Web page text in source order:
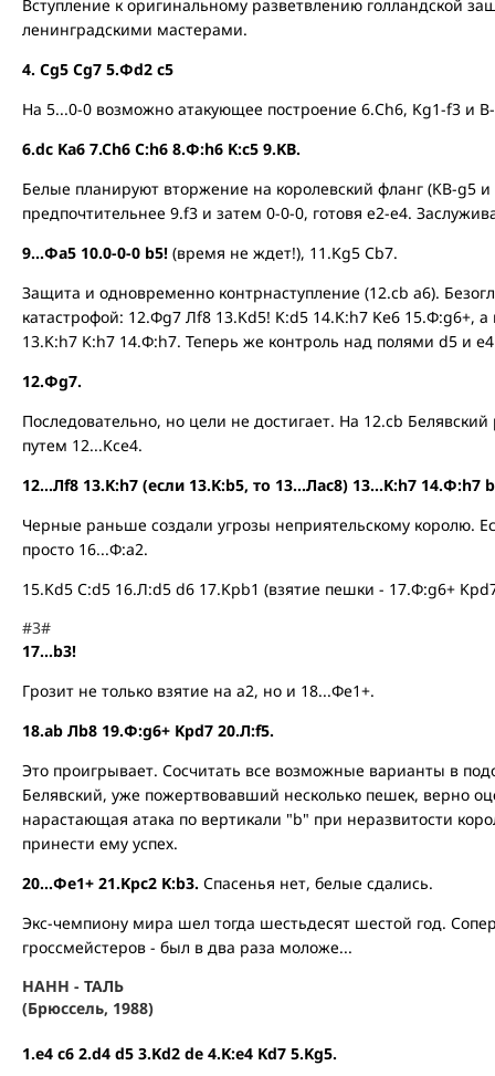
Вступление к оригинальному разветвлению голландской
ленинградскими мастерами.
4. Cg5 Cg7 5.Фd2 c5
На 5...0-0 возможно атакующее построение 6.Ch6, Kg1-f3 и
6.dc Ka6 7.Ch6 C:h6 8.Ф:h6 K:c5 9.KB.
Белые планируют вторжение на королевский фланг (KB-g5
предпочтительнее 9.f3 и затем 0-0-0, готовя е2-е4.
9...Фa5 10.0-0-0 b5! (время не ждет!), 11.Kg5 Cb7.
Защита и одновременно контрнаступление (12.cb a6).
катастрофой: 12.Фg7 Лf8 13.Kd5! K:d5 14.K:h7 Ke6 15.Ф:g6+,
13.K:h7 K:h7 14.Ф:h7. Теперь же контроль над полями d5 и
12.Фg7.
Последовательно, но цели не достигает. На 12.cb
путем 12...Kce4.
12...Лf8 13.K:h7 (если 13.K:b5, то 13...Лac8) 13...K:h7 14.Ф:h7
Черные раньше создали угрозы неприятельскому королю.
просто 16...Ф:a2.
15.Kd5 C:d5 16.Л:d5 d6 17.Kpb1 (взятие пешки - 17.Ф:g6+
#3#
17...b3!
Грозит не только взятие на а2, но и 18...Фe1+.
18.ab Лb8 19.Ф:g6+ Kpd7 20.Л:f5.
Это проигрывает. Сосчитать все возможные варианты в
Белявский, уже пожертвовавший несколько пешек, верно
нарастающая атака по вертикали "b" при неразвитости
принести ему успех.
20...Фe1+ 21.Kpc2 K:b3. Спасенья нет, белые сдались.
Экс-чемпиону мира шел тогда шестьдесят шестой год.
гроссмейстеров - был в два раза моложе...
НАНН - ТАЛЬ
(Брюссель, 1988)
1.e4 c6 2.d4 d5 3.Kd2 de 4.K:e4 Kd7 5.Kg5.